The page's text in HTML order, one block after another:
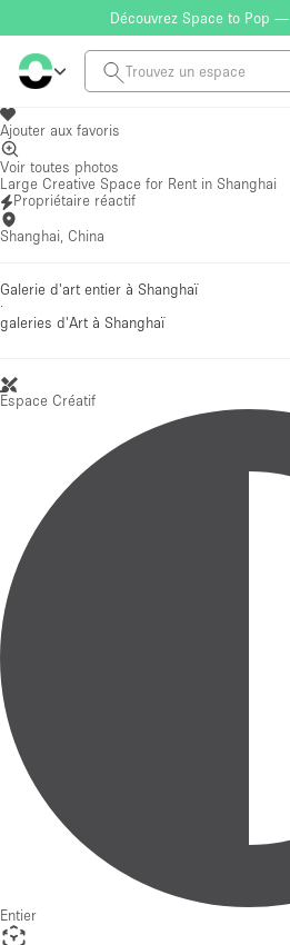
Découvrez Space to Pop —
Ajouter aux favoris
Voir toutes photos
Large Creative Space for Rent in Shanghai
Propriétaire réactif
Shanghai, China
Galerie d'art entier à Shanghaï
·
galeries d'Art à Shanghaï
Espace Créatif
Entier